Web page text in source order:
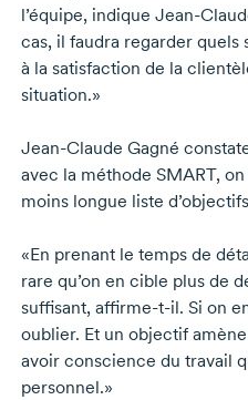
l’équipe, indique Jean-
cas, il faudra regarder quels
à la satisfaction de la
situation.»
Jean-Claude Gagné
avec la méthode SMART,
moins longue liste
«En prenant le temps de
rare qu’on en cible plus de
suffisant, affirme-t-il. Si on
oublier. Et un objectif
avoir conscience du travail
personnel.»